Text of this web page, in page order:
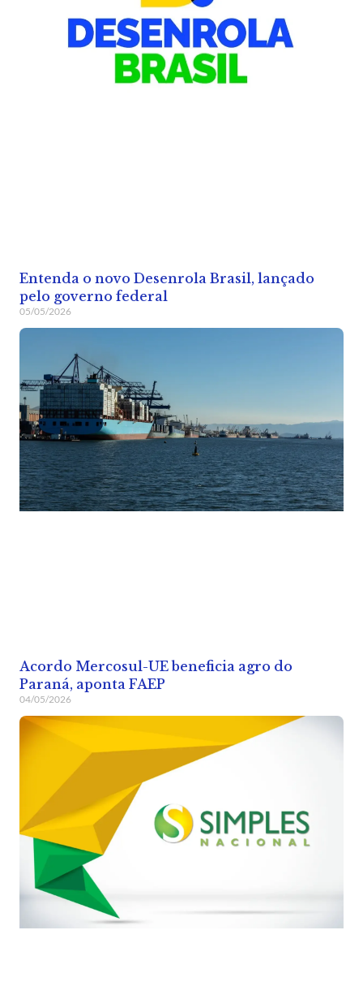
Entenda o novo Desenrola Brasil, lançado
pelo governo federal
05/05/2026
Acordo Mercosul-UE beneficia agro do
Paraná, aponta FAEP
04/05/2026